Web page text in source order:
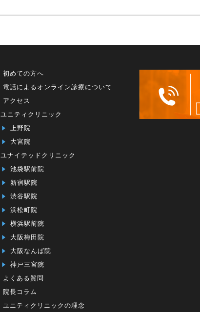
初めての方へ
電話によるオンライン診療について
アクセス
ユニティクリニック
上野院
大宮院
ユナイテッドクリニック
池袋駅前院
新宿駅院
渋谷駅院
浜松町院
横浜駅前院
大阪梅田院
大阪なんば院
神戸三宮院
よくある質問
院長コラム
ユニティクリニックの理念